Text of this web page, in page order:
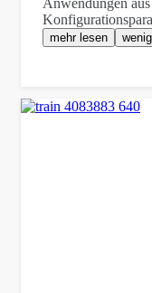
mehr lesen